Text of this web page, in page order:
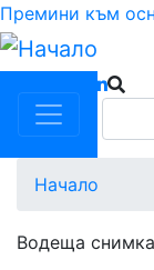
Премини към
Начало
Водеща снимка